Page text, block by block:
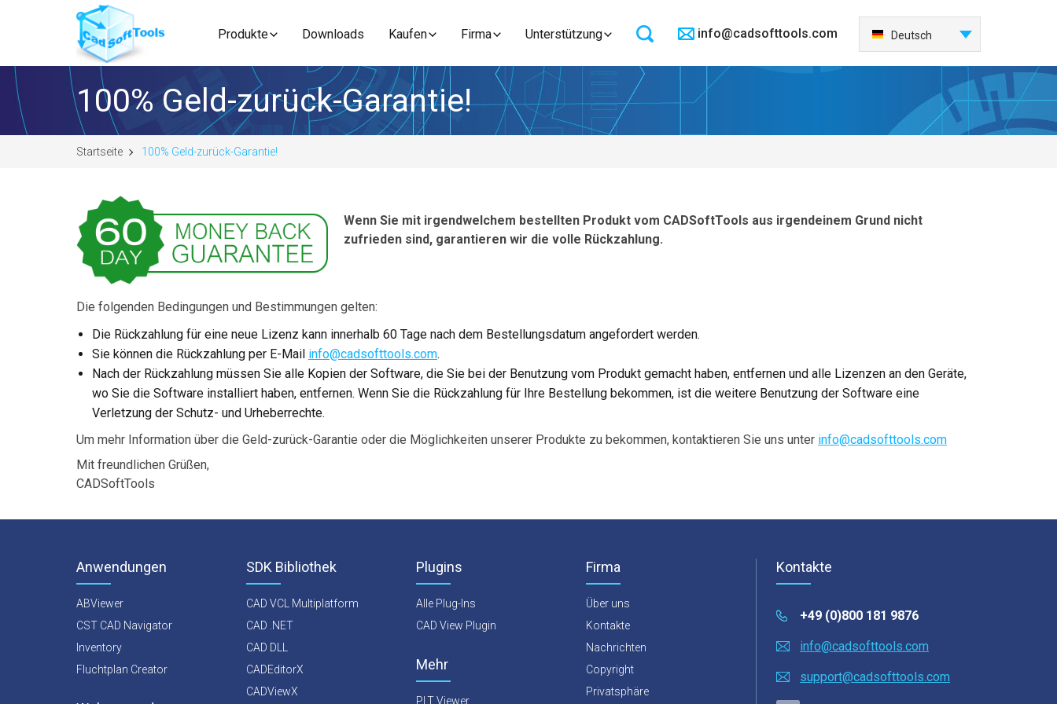
Produkte Downloads Kaufen Firma Unterstützung info@cadsofttools.com Deutsch
日本語
Español
Português
100% Geld-zurück-Garantie!
Startseite 100% Geld-zurück-Garantie!
Wenn Sie mit irgendwelchem bestellten Produkt vom CADSoftTools aus irgendeinem Grund nicht
zufrieden sind, garantieren wir die volle Rückzahlung.
Die folgenden Bedingungen und Bestimmungen gelten:
Die Rückzahlung für eine neue Lizenz kann innerhalb 60 Tage nach dem Bestellungsdatum angefordert werden.
Sie können die Rückzahlung per E-Mail info@cadsofttools.com.
Nach der Rückzahlung müssen Sie alle Kopien der Software, die Sie bei der Benutzung vom Produkt gemacht haben, entfernen und alle Lizenzen an den Geräte,
wo Sie die Software installiert haben, entfernen. Wenn Sie die Rückzahlung für Ihre Bestellung bekommen, ist die weitere Benutzung der Software eine
Verletzung der Schutz- und Urheberrechte.
Um mehr Information über die Geld-zurück-Garantie oder die Möglichkeiten unserer Produkte zu bekommen, kontaktieren Sie uns unter info@cadsofttools.com
Mit freundlichen Grüßen,
CADSoftTools
Anwendungen
ABViewer
CST CAD Navigator
Inventory
Fluchtplan Creator
SDK Bibliothek
CAD VCL Multiplatform
CAD .NET
CAD DLL
CADEditorX
CADViewX
Plugins
Alle Plug-Ins
CAD View Plugin
Mehr
PLT Viewer
Firma
Über uns
Kontakte
Nachrichten
Copyright
Privatsphäre
Kontakte
+49 (0)800 181 9876
info@cadsofttools.com
support@cadsofttools.com